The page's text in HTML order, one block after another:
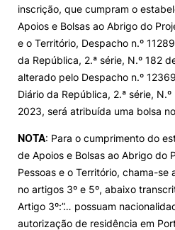
inscrição, que cumpram o
Apoios e Bolsas ao Abrigo do
e o Território, Despacho n.º
da República, 2.ª série, N.º 182
alterado pelo Despacho n.º
Diário da República, 2.ª série,
2023, será atribuída uma bolsa
NOTA: Para o cumprimento do
de Apoios e Bolsas ao Abrigo do
Pessoas e o Território, chama-
no artigos 3º e 5º, abaixo
Artigo 3º:”… possuam
autorização de residência em